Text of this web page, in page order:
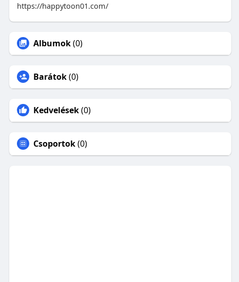
https://happytoon01.com/
Albumok(0)
Barátok(0)
Kedvelések(0)
Csoportok(0)